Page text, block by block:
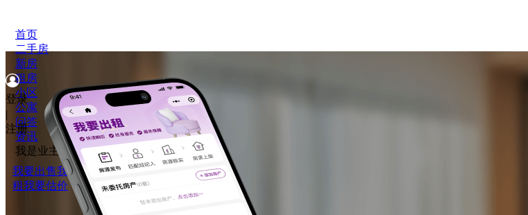
首页
二手房
新房
租房
小区
公寓
问答
资讯
我是业主
我要出售我要出
租我要估价
登录
|
注册